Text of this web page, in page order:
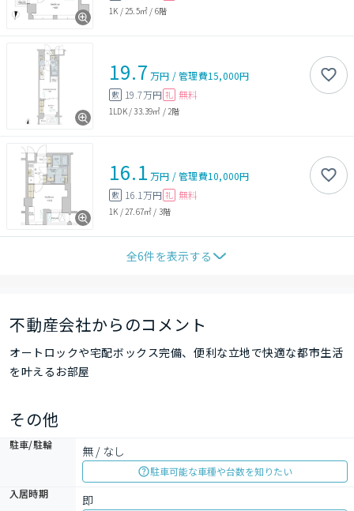
1K / 25.5㎡ / 6階
19.7 万円 /管理費15,000円
敷 19.7万円 礼 無料
1LDK/33.39㎡ / 2階
16.1 万円 /管理費10,000円
敷 16.1万円 礼 無料
1K / 27.67㎡ / 3階
全6件を表示する
不動産会社からのコメント
オートロックや宅配ボックス完備、便利な立地で快適な都市生活
を叶えるお部屋
その他
駐車/駐輪 無 / なし
駐車可能な車種や台数を知りたい
入居時期
即